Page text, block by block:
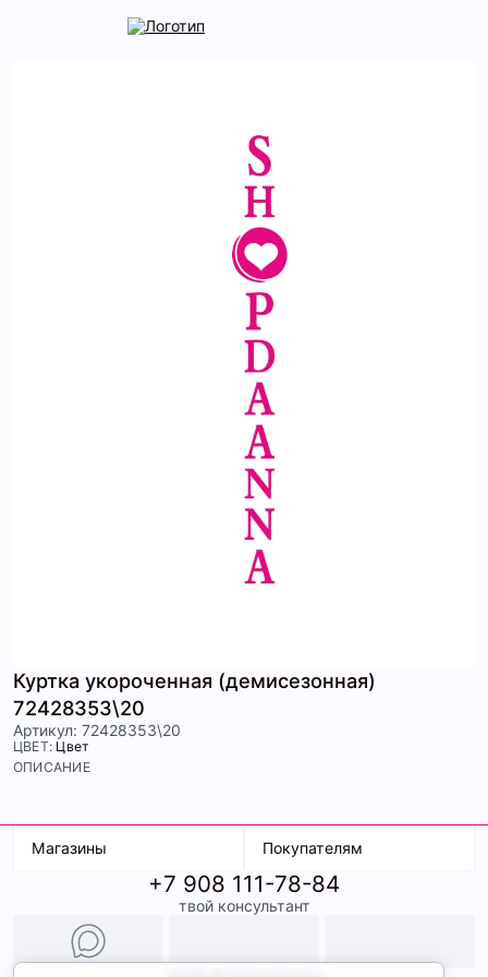
Куртка укороченная (демисезонная)
72428353\20
Артикул: 72428353\20
ЦВЕТ: Цвет
ОПИСАНИЕ
Магазины
ТК Терминал
ТРК Континент
Покупателям
Доставка
Условия оплаты
Образы
+7 908 111-78-84
твой консультант